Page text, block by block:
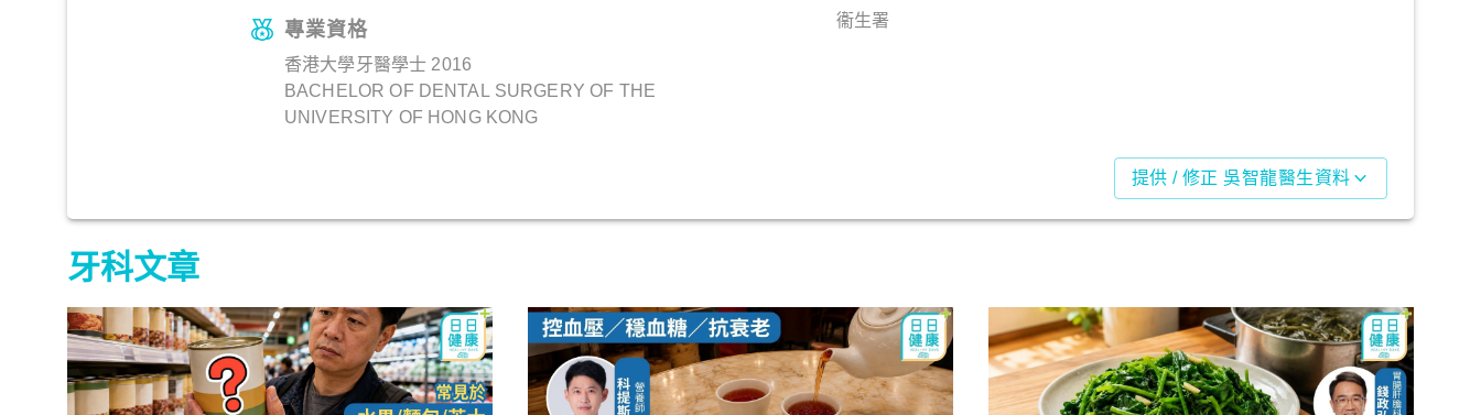
專業資格
香港大學牙醫學士 2016
BACHELOR OF DENTAL SURGERY OF THE
UNIVERSITY OF HONG KONG
衞生署
提供 / 修正 吳智龍醫生資料
牙科文章